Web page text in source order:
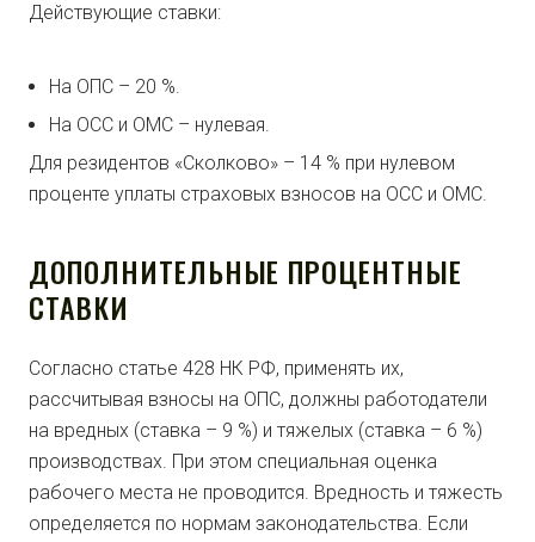
Действующие ставки:
На ОПС – 20 %.
На ОСС и ОМС – нулевая.
Для резидентов «Сколково» – 14 % при нулевом
проценте уплаты страховых взносов на ОСС и ОМС.
ДОПОЛНИТЕЛЬНЫЕ ПРОЦЕНТНЫЕ
СТАВКИ
Согласно статье 428 НК РФ, применять их,
рассчитывая взносы на ОПС, должны работодатели
на вредных (ставка – 9 %) и тяжелых (ставка – 6 %)
производствах. При этом специальная оценка
рабочего места не проводится. Вредность и тяжесть
определяется по нормам законодательства. Если